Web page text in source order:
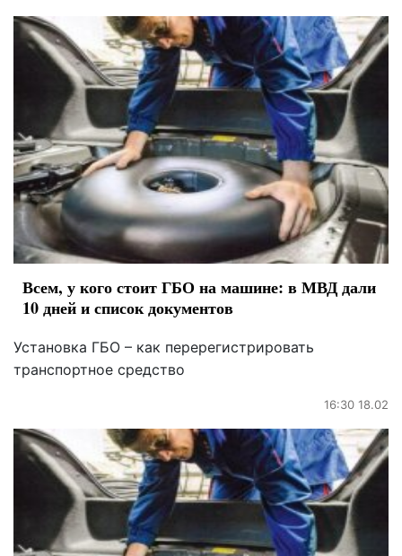
Всем, у кого стоит ГБО на машине: в МВД дали
10 дней и список документов
Установка ГБО – как перерегистрировать
транспортное средство
16:30 18.02